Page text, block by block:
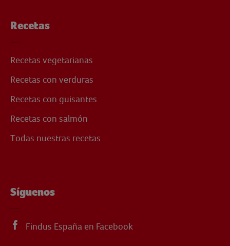
Recetas
Recetas vegetarianas
Recetas con verduras
Recetas con guisantes
Recetas con salmón
Todas nuestras recetas
Síguenos
Findus España en Facebook